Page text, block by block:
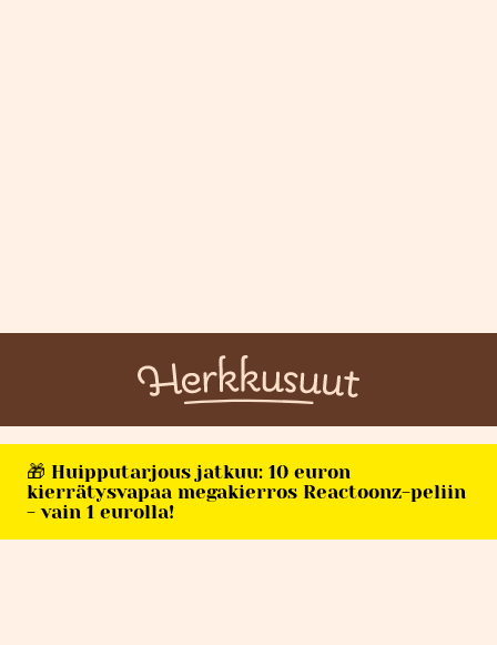
🎁 Huipputarjous jatkuu: 10 euron
kierrätysvapaa megakierros Reactoonz-peliin
- vain 1 eurolla!